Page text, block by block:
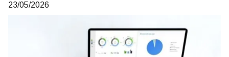
23/05/2026